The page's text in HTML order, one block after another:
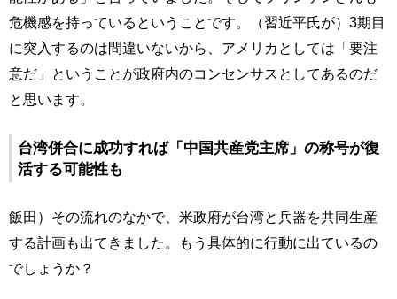
危機感を持っているということです。（習近平氏が）3期目
に突入するのは間違いないから、アメリカとしては「要注
意だ」ということが政府内のコンセンサスとしてあるのだ
と思います。
台湾併合に成功すれば「中国共産党主席」の称号が復
活する可能性も
飯田）その流れのなかで、米政府が台湾と兵器を共同生産
する計画も出てきました。もう具体的に行動に出ているの
でしょうか？